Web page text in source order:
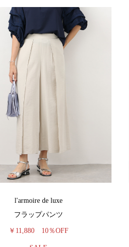
l'armoire de luxe
フラップパンツ
￥11,880 10％OFF